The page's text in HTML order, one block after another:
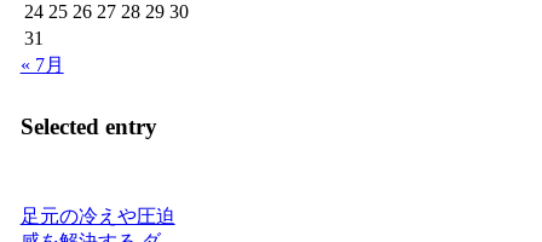
24 25 26 27 28 29 30
31
« 7月
Selected entry
足元の冷えや圧迫